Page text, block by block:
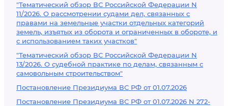
"Тематический обзор ВС Российской Федерации N
11/2026. О рассмотрении судами дел, связанных с
правами на земельные участки отдельных категорий
земель, изъятых из оборота и ограниченных в обороте, и
с использованием таких участков"
"Тематический обзор ВС Российской Федерации N
13/2026. О судебной практике по делам, связанным с
самовольным строительством"
Постановление Президиума ВС РФ от 01.07.2026
Постановление Президиума ВС РФ от 01.07.2026 N 272-